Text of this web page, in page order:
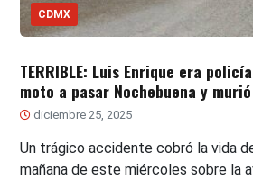
CDMX
TERRIBLE: Luis Enrique era
moto a pasar Nochebuena y
diciembre 25, 2025
Un trágico accidente cobró la vida
mañana de este miércoles sobre la